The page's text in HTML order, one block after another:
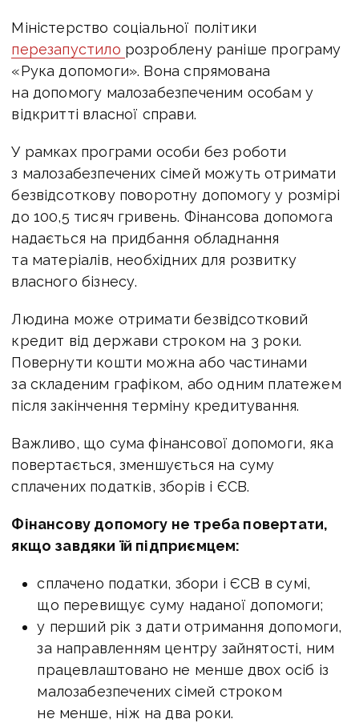
Міністерство соціальної політики
перезапустило розроблену раніше програму
«Рука допомоги». Вона спрямована
на допомогу малозабезпеченим особам у
відкритті власної справи.
У рамках програми особи без роботи
з малозабезпечених сімей можуть отримати
безвідсоткову поворотну допомогу у розмірі
до 100,5 тисяч гривень. Фінансова допомога
надається на придбання обладнання
та матеріалів, необхідних для розвитку
власного бізнесу.
Людина може отримати безвідсотковий
кредит від держави строком на 3 роки.
Повернути кошти можна або частинами
за складеним графіком, або одним платежем
після закінчення терміну кредитування.
Важливо, що сума фінансової допомоги, яка
повертається, зменшується на суму
сплачених податків, зборів і ЄСВ.
Фінансову допомогу не треба повертати,
якщо завдяки їй підприємцем:
сплачено податки, збори і ЄСВ в сумі,
що перевищує суму наданої допомоги;
у перший рік з дати отримання допомоги,
за направленням центру зайнятості, ним
працевлаштовано не менше двох осіб із
малозабезпечених сімей строком
не менше, ніж на два роки.